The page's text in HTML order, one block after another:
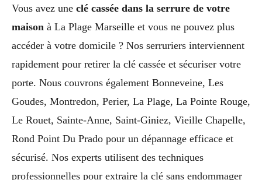
Vous avez une clé cassée dans la serrure de votre
maison à La Plage Marseille et vous ne pouvez plus
accéder à votre domicile ? Nos serruriers interviennent
rapidement pour retirer la clé cassée et sécuriser votre
porte. Nous couvrons également Bonneveine, Les
Goudes, Montredon, Perier, La Plage, La Pointe Rouge,
Le Rouet, Sainte-Anne, Saint-Giniez, Vieille Chapelle,
Rond Point Du Prado pour un dépannage efficace et
sécurisé. Nos experts utilisent des techniques
professionnelles pour extraire la clé sans endommager